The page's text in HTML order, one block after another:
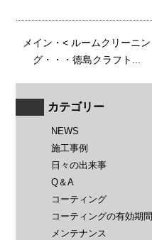
メイン ・< ルームクリーニン
グ・・・徳島クラフト...
カテゴリー
NEWS
施工事例
日々の出来事
Q＆A
コーティング
コーティングの有効期間
メンテナンス